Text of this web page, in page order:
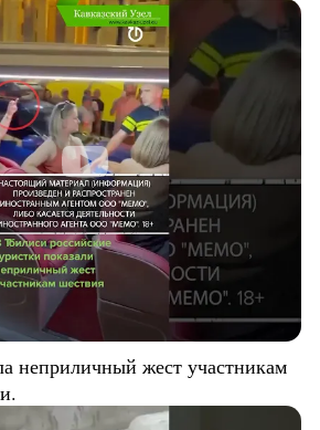
неприличный жест участникам